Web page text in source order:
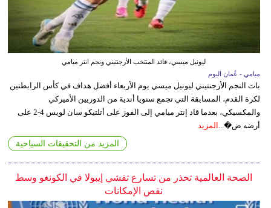
ليونيل ميسي، قائد المنتخب الأرجنتيني ونجم انتر ميامي
ميامي - عُمان اليوم
بات النجم الأرجنتيني ليونيل ميسي يوم الأربعاء أفضل هداف في كأس الرابطتين
لكرة القدم، المسابقة التي تجمع سنويا أندية من الدوريين الأميركي
والمكسيكي، بعدما قاد إنتر ميامي إلى الفوز على أتلتيكو سان لويس 4-2 على
أرضه ض�... المزيد
المزيد من التحقيقات السياحية
الصحة العالمية تحذر من تسارع تفشي إيبولا في الكونغو وسط
نقص الإمكانات